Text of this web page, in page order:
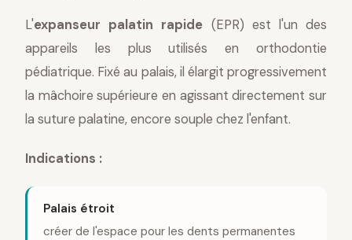
L'expanseur palatin rapide (EPR) est l'un des
appareils les plus utilisés en orthodontie
pédiatrique. Fixé au palais, il élargit progressivement
la mâchoire supérieure en agissant directement sur
la suture palatine, encore souple chez l'enfant.
Indications :
Palais étroit
créer de l'espace pour les dents permanentes